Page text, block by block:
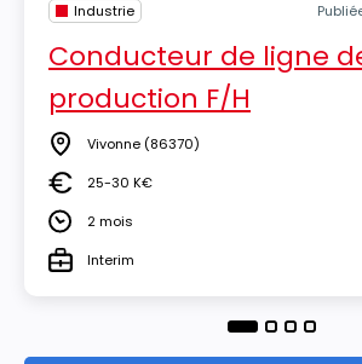
Industrie
Conducteur de ligne
production F/H
Lieu Vivonne (86370)
Salaire25-30 K€
Durée2 mois
TypeInterim